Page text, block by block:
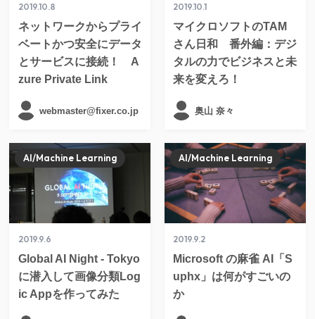
2019.10.8
ネットワークからプライ
ベートかつ安全にデータ
とサービスに接続！ A
zure Private Link
webmaster@fixer.co.jp
2019.10.1
マイクロソフトのTAM
さん日和 番外編：デジ
タルの力でビジネスと未
来を変えろ！
奥山 奈々
2019.9.6
Global AI Night - Tokyo
に潜入して画像分類Log
ic Appを作ってみた
AI/Machine Learning
2019.9.2
Microsoft の麻雀 AI「S
uphx」は何がすごいの
か
AI/Machine Learning